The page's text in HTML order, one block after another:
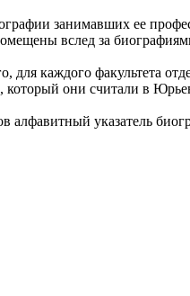
занимавших ее
вслед за
каждого факультета
они считали в
указатель